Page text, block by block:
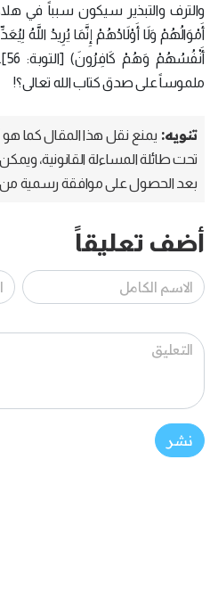
والترف والتبذير سيكون سبباً في
أَمْوَالُهُمْ وَلَا أَوْلَادُهُمْ إِنَّمَا يُرِيدُ اللَّهُ
ملموساً على صدق كتاب الله تعالى؟!
تنويه: يمنع نقل هذا المقال كما
تحت طائلة المساءلة القانونية،
بعد الحصول على موافقة رسمية من
أضف تعليقاً
نشر